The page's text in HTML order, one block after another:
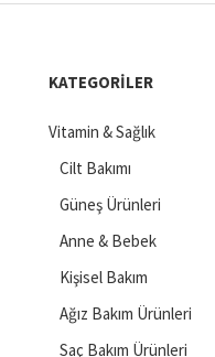
KATEGORILER
Vitamin & Sağlık
Cilt Bakımı
Güneş Ürünleri
Anne & Bebek
Kişisel Bakım
Ağız Bakım Ürünleri
Saç Bakım Ürünleri